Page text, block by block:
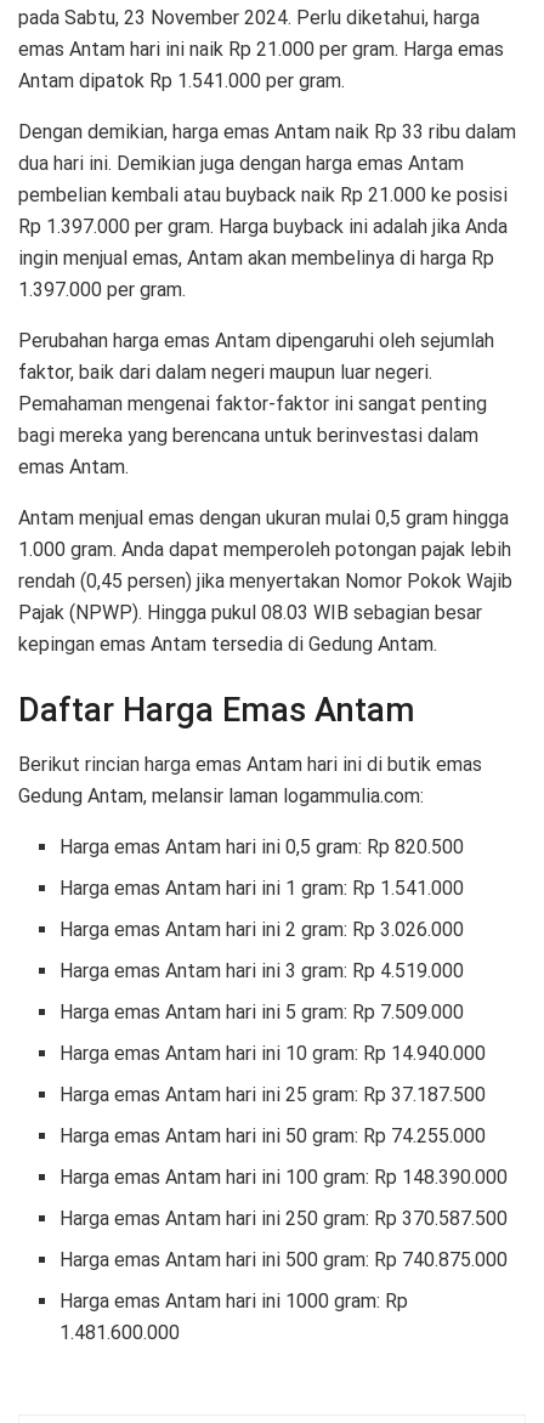
pada Sabtu, 23 November 2024. Perlu diketahui, harga
emas Antam hari ini naik Rp 21.000 per gram. Harga emas
Antam dipatok Rp 1.541.000 per gram.
Dengan demikian, harga emas Antam naik Rp 33 ribu dalam
dua hari ini. Demikian juga dengan harga emas Antam
pembelian kembali atau buyback naik Rp 21.000 ke posisi
Rp 1.397.000 per gram. Harga buyback ini adalah jika Anda
ingin menjual emas, Antam akan membelinya di harga Rp
1.397.000 per gram.
Perubahan harga emas Antam dipengaruhi oleh sejumlah
faktor, baik dari dalam negeri maupun luar negeri.
Pemahaman mengenai faktor-faktor ini sangat penting
bagi mereka yang berencana untuk berinvestasi dalam
emas Antam.
Antam menjual emas dengan ukuran mulai 0,5 gram hingga
1.000 gram. Anda dapat memperoleh potongan pajak lebih
rendah (0,45 persen) jika menyertakan Nomor Pokok Wajib
Pajak (NPWP). Hingga pukul 08.03 WIB sebagian besar
kepingan emas Antam tersedia di Gedung Antam.
Daftar Harga Emas Antam
Berikut rincian harga emas Antam hari ini di butik emas
Gedung Antam, melansir laman logammulia.com:
Harga emas Antam hari ini 0,5 gram: Rp 820.500
Harga emas Antam hari ini 1 gram: Rp 1.541.000
Harga emas Antam hari ini 2 gram: Rp 3.026.000
Harga emas Antam hari ini 3 gram: Rp 4.519.000
Harga emas Antam hari ini 5 gram: Rp 7.509.000
Harga emas Antam hari ini 10 gram: Rp 14.940.000
Harga emas Antam hari ini 25 gram: Rp 37.187.500
Harga emas Antam hari ini 50 gram: Rp 74.255.000
Harga emas Antam hari ini 100 gram: Rp 148.390.000
Harga emas Antam hari ini 250 gram: Rp 370.587.500
Harga emas Antam hari ini 500 gram: Rp 740.875.000
Harga emas Antam hari ini 1000 gram: Rp
1.481.600.000